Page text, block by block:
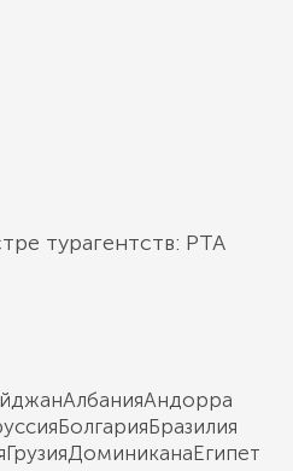
турагентств: РТА
АлбанияАндорра
БолгарияБразилия
ГрузияДоминиканаЕгипет